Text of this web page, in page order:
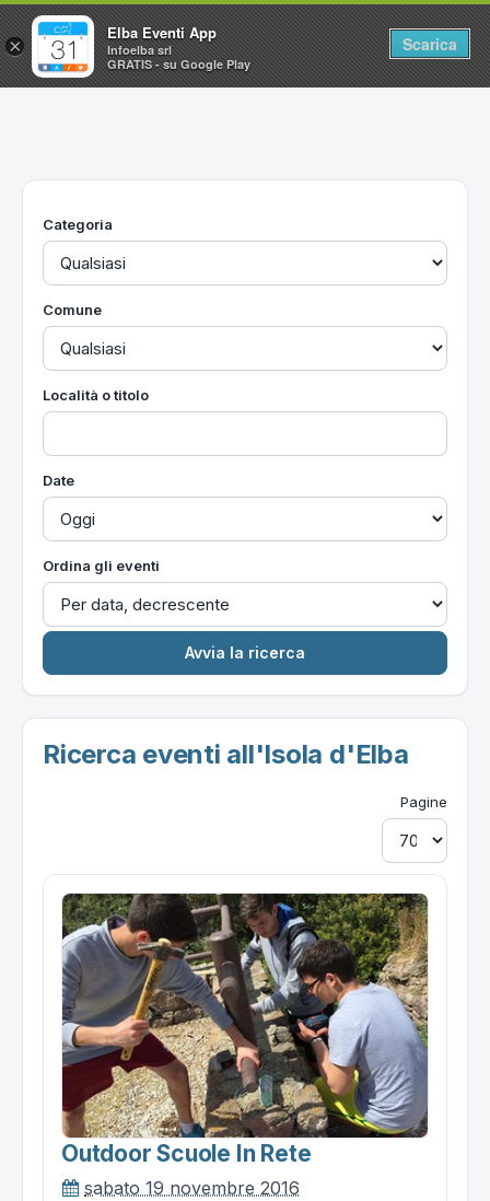
Home
Utilità
Categoria
Comune
Località o titolo
Date
Ordina gli eventi
Ricerca eventi all'Isola d'Elba
Pagine
Outdoor Scuole In Rete
sabato 19 novembre 2016
×
Elba Eventi App
Infoelba srl
GRATIS - su Google Play
Scarica